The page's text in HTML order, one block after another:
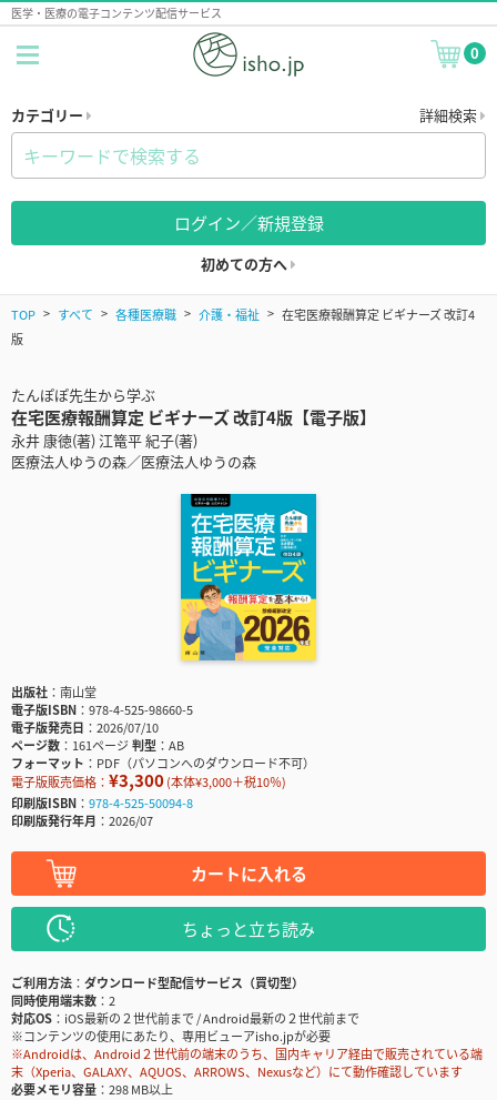
医学・医療の電子コンテンツ配信サービス
0
カテゴリー 詳細検索
ログイン／新規登録
初めての方へ
TOP すべて 各種医療職 介護・福祉
在宅医療報酬算定 ビギナーズ 改訂4
版
たんぽぽ先生から学ぶ
在宅医療報酬算定 ビギナーズ 改訂4版【電子版】
永井 康徳(著) 江篭平 紀子(著)
医療法人ゆうの森／医療法人ゆうの森
出版社
南山堂
電子版ISBN
978-4-525-98660-5
電子版発売日
2026/07/10
ページ数
161ページ判型
AB
フォーマット
PDF（パソコンへのダウンロード不可）
電子版販売価格： ¥3,300(本体¥3,000＋税10％)
印刷版ISBN
978-4-525-50094-8
印刷版発行年月
2026/07
カートに入れる
ちょっと立ち読み
ご利用方法
ダウンロード型配信サービス（買切型）
同時使用端末数
2
対応OS
iOS最新の２世代前まで / Android最新の２世代前まで
※コンテンツの使用にあたり、専用ビューアisho.jpが必要
※Androidは、Android２世代前の端末のうち、国内キャリア経由で販売されている端
末（Xperia、GALAXY、AQUOS、ARROWS、Nexusなど）にて動作確認しています
必要メモリ容量
298 MB以上